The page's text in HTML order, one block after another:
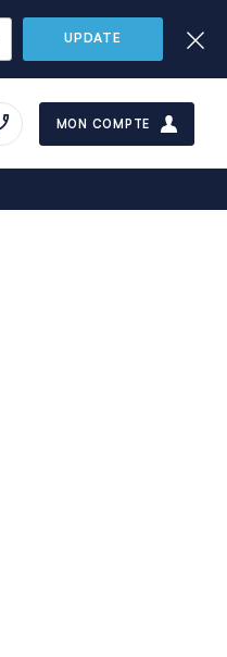
UPDATE
MON COMPTE